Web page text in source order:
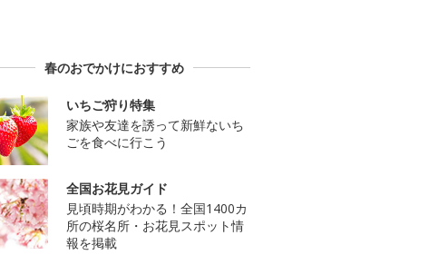
春のおでかけにおすすめ
いちご狩り特集
家族や友達を誘って新鮮ないち
ごを食べに行こう
全国お花見ガイド
見頃時期がわかる！全国1400カ
所の桜名所・お花見スポット情
報を掲載